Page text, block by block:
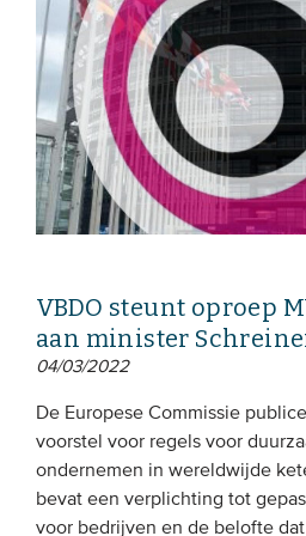
Van de
Van leden &
MEDIA
Webinars
WIE WE
VBDO steunt oproep
aan minister
04/03/2022
De Europese Commissie
voorstel voor regels voor
ondernemen in wereldwijde
bevat een verplichting tot
voor bedrijven en de belofte